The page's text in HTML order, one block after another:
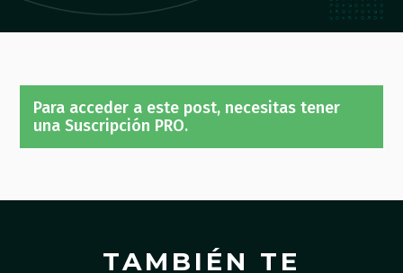
Para acceder a este post, necesitas tener
una Suscripción PRO.
TAMBIÉN TE